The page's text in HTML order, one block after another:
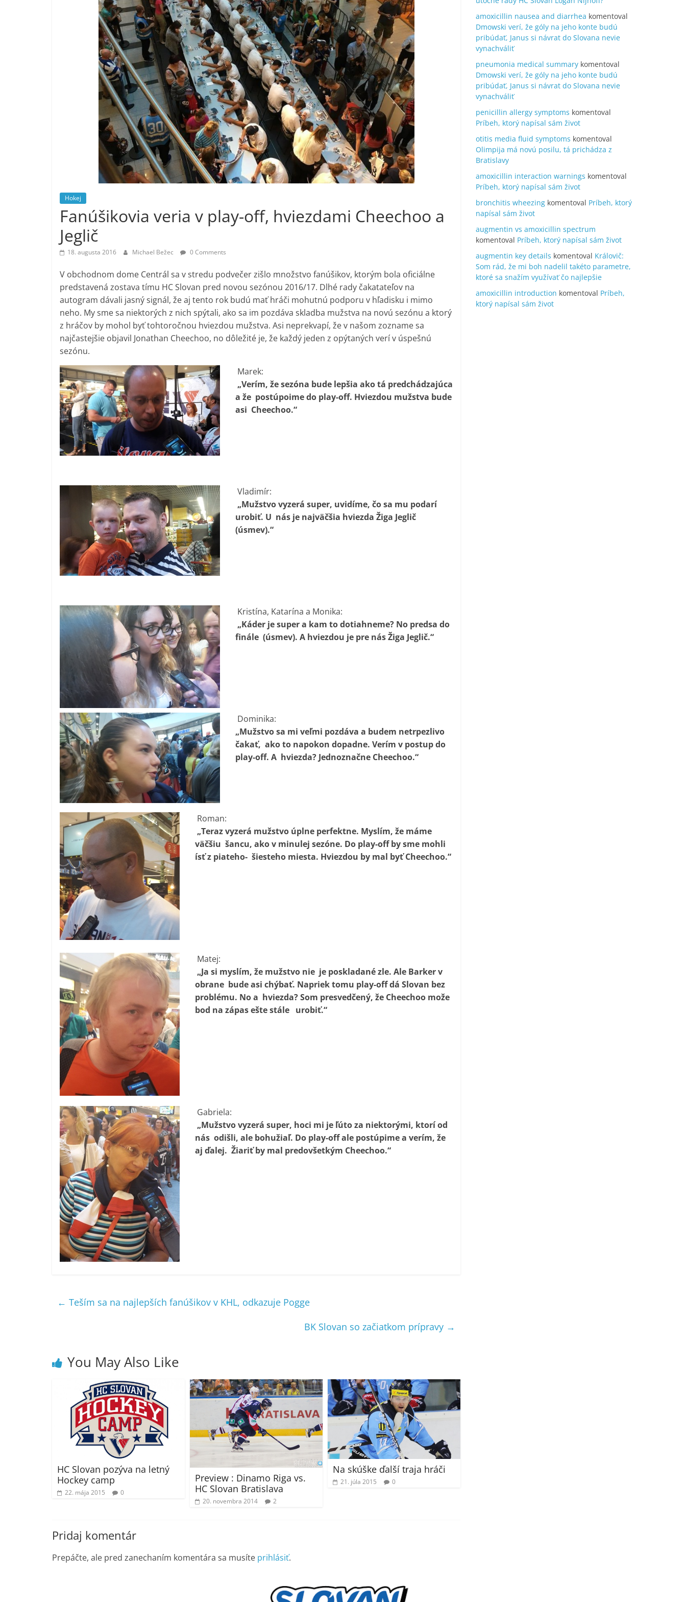
Hokej
Fanúšikovia veria v play-off, hviezdami Cheechoo a
Jeglič
18. augusta 2016 Michael Bežec 0 Comments
V obchodnom dome Centrál sa v stredu podvečer zišlo množstvo fanúšikov, ktorým bola oficiálne
predstavená zostava tímu HC Slovan pred novou sezónou 2016/17. Dlhé rady čakatateľov na
autogram dávali jasný signál, že aj tento rok budú mať hráči mohutnú podporu v hľadisku i mimo
neho. My sme sa niektorých z nich spýtali, ako sa im pozdáva skladba mužstva na novú sezónu a ktorý
z hráčov by mohol byť tohtoročnou hviezdou mužstva. Asi neprekvapí, že v našom zozname sa
najčastejšie objavil Jonathan Cheechoo, no dôležité je, že každý jeden z opýtaných verí v úspešnú
sezónu.
Marek:
„Verím, že sezóna bude lepšia ako tá predchádzajúca
a že postúpoime do play-off. Hviezdou mužstva bude
asi Cheechoo.“
Vladimír:
„Mužstvo vyzerá super, uvidíme, čo sa mu podarí
urobiť. U nás je najväčšia hviezda Žiga Jeglič
(úsmev).“
Kristína, Katarína a Monika:
„Káder je super a kam to dotiahneme? No predsa do
finále (úsmev). A hviezdou je pre nás Žiga Jeglič.“
Dominika:
„Mužstvo sa mi veľmi pozdáva a budem netrpezlivo
čakať, ako to napokon dopadne. Verím v postup do
play-off. A hviezda? Jednoznačne Cheechoo.“
Roman:
„Teraz vyzerá mužstvo úplne perfektne. Myslím, že máme
väčšiu šancu, ako v minulej sezóne. Do play-off by sme mohli
ísť z piateho- šiesteho miesta. Hviezdou by mal byť Cheechoo.“
Matej:
„Ja si myslím, že mužstvo nie je poskladané zle. Ale Barker v
obrane bude asi chýbať. Napriek tomu play-off dá Slovan bez
problému. No a hviezda? Som presvedčený, že Cheechoo može
bod na zápas ešte stále urobiť.“
Gabriela:
„Mužstvo vyzerá super, hoci mi je ľúto za niektorými, ktorí od
nás odišli, ale bohužiaľ. Do play-off ale postúpime a verím, že
aj ďalej. Žiariť by mal predovšetkým Cheechoo.“
← Teším sa na najlepších fanúšikov v KHL, odkazuje Pogge
BK Slovan so začiatkom prípravy →
You May Also Like
HC Slovan pozýva na letný
Hockey camp
22. mája 2015 0
Preview : Dinamo Riga vs.
HC Slovan Bratislava
20. novembra 2014 2
Na skúške ďalší traja hráči
21. júla 2015 0
Pridaj komentár
Prepáčte, ale pred zanechaním komentára sa musíte prihlásiť.
amoxicillin nausea and diarrhea komentoval
Dmowski verí, že góly na jeho konte budú
pribúdať, Janus si návrat do Slovana nevie
vynachváliť
pneumonia medical summary komentoval
Dmowski verí, že góly na jeho konte budú
pribúdať, Janus si návrat do Slovana nevie
vynachváliť
penicillin allergy symptoms komentoval
Príbeh, ktorý napísal sám život
otitis media fluid symptoms komentoval
Olimpija má novú posilu, tá prichádza z
Bratislavy
amoxicillin interaction warnings komentoval
Príbeh, ktorý napísal sám život
bronchitis wheezing komentoval Príbeh, ktorý
napísal sám život
augmentin vs amoxicillin spectrum
komentoval Príbeh, ktorý napísal sám život
augmentin key details komentoval Královič:
Som rád, že mi boh nadelil takéto parametre,
ktoré sa snažím využívať čo najlepšie
amoxicillin introduction komentoval Príbeh,
ktorý napísal sám život